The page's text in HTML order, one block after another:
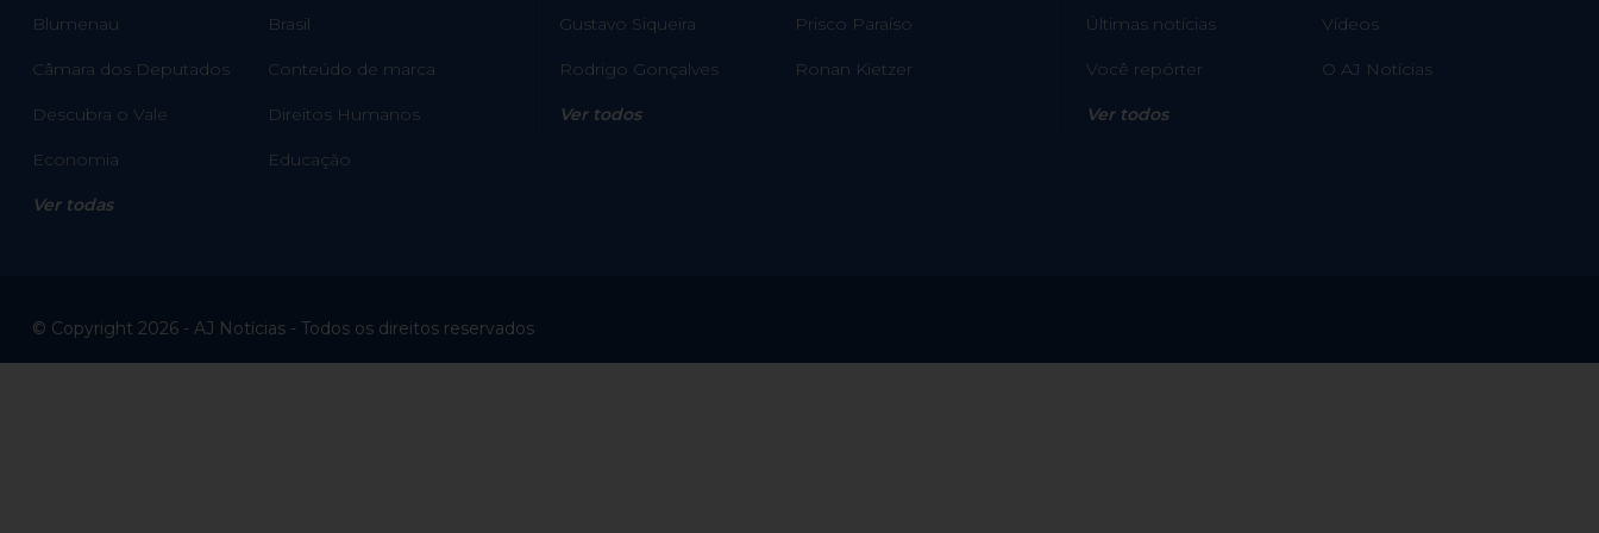
Blumenau Brasil
Câmara dos Deputados Conteúdo de marca
Descubra o Vale Direitos Humanos
Economia Educação
Ver todas
Gustavo Siqueira Prisco Paraíso
Rodrigo Gonçalves Ronan Kietzer
Ver todos
Últimas notícias Vídeos
Você repórter O AJ Notícias
Ver todos
© Copyright 2026 - AJ Notícias - Todos os direitos reservados